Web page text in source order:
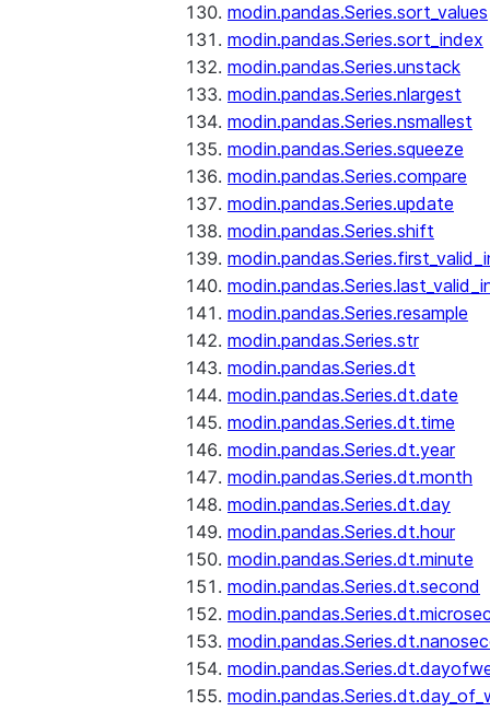
modin.pandas.Series.sort_values
modin.pandas.Series.sort_index
modin.pandas.Series.unstack
modin.pandas.Series.nlargest
modin.pandas.Series.nsmallest
modin.pandas.Series.squeeze
modin.pandas.Series.compare
modin.pandas.Series.update
modin.pandas.Series.shift
modin.pandas.Series.resample
modin.pandas.Series.str
modin.pandas.Series.dt
modin.pandas.Series.dt.date
modin.pandas.Series.dt.time
modin.pandas.Series.dt.year
modin.pandas.Series.dt.month
modin.pandas.Series.dt.day
modin.pandas.Series.dt.hour
modin.pandas.Series.dt.minute
modin.pandas.Series.dt.second